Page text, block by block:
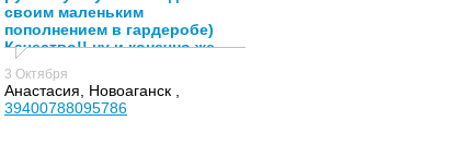
своим маленьким
пополнением в гардеробе)
Качество!! ну и конечно же
спасибо Анастасии,за её
подход и помощь к клиентам!)
3 Октября
Анастасия, Новоаганск ,
39400788095786